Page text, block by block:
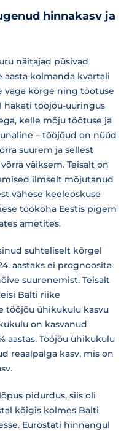
hinnakasv ja
näitajad püsivad
aasta kolmanda kvartali
kõrge ning töötuse
hakati tööjõu-uuringus
kelle mõju töötuse ja
– tööjõud on nüüd
suurem ja sellest
väiksem. Teisalt on
ilmselt mõjutanud
vähese keeleoskuse
töökoha Eestis pigem
ametites.
suhteliselt kõrgel
aastaks ei prognoosita
suurenemist. Teisalt
Balti riike
tööjõu ühikukulu kasvu
on kasvanud
aastas. Tööjõu ühikukulu
reaalpalga kasv, mis on
pidurdus, siis oli
kõigis kolmes Balti
Eurostati hinnangul